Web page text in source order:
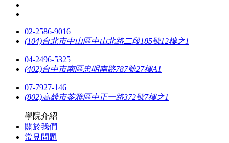
02-2586-9016
(104)台北市中山區中山北路二段185號12樓之1
04-2496-5325
(402)台中市南區忠明南路787號27樓A1
07-7927-146
(802)高雄市苓雅區中正一路372號7樓之1
學院介紹
關於我們
常見問題